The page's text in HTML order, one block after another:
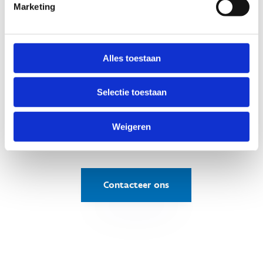
Marketing
Alles toestaan
Selectie toestaan
Weigeren
een pijl. Wees gerust, de pijlen hebben een zachte
vormen. Capture the Flag, Free for All, King of
Archery Tag kan je niet boeken als losse
activiteit. Het wordt verwerkt in sportklassen,
verjaardagsfeestjes en teambuildings.
Contacteer ons